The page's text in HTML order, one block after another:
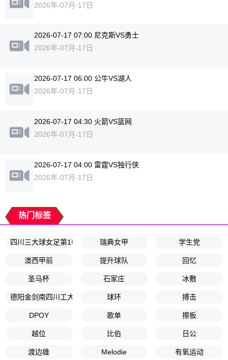
2026年-07月-17日
2026-07-17 07:00 尼克斯VS勇士
2026年-07月-17日
2026-07-17 06:00 公牛VS湖人
2026年-07月-17日
2026-07-17 04:30 火箭VS篮网
2026年-07月-17日
2026-07-17 04:00 雷霆VS独行侠
2026年-07月-17日
热门标签
四川三大球女足第1轮 瑞典女甲 学生党
澳西甲前 提升球队 回忆
圣马杯 石家庄 冰敷
德阳金剑南四川工大 球环 搏击
DPOY 歌单 擦板
越位 比伯 日公
渡边雄 Melodie 有氧运动